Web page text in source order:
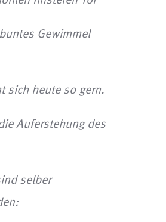
Gewimmel
sich heute so gern.
Auferstehung des
selber